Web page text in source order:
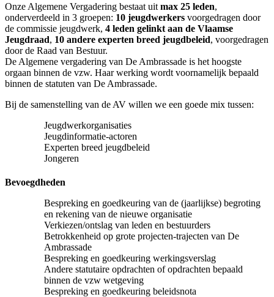
Onze Algemene Vergadering bestaat uit max 25 leden,
onderverdeeld in 3 groepen: 10 jeugdwerkers voorgedragen door
de commissie jeugdwerk, 4 leden gelinkt aan de Vlaamse
Jeugdraad, 10 andere experten breed jeugdbeleid, voorgedragen
door de Raad van Bestuur.
De Algemene vergadering van De Ambrassade is het hoogste
orgaan binnen de vzw. Haar werking wordt voornamelijk bepaald
binnen de statuten van De Ambrassade.
Bij de samenstelling van de AV willen we een goede mix tussen:
Jeugdwerkorganisaties
Jeugdinformatie-actoren
Experten breed jeugdbeleid
Jongeren
Bevoegdheden
Bespreking en goedkeuring van de (jaarlijkse) begroting
en rekening van de nieuwe organisatie
Verkiezen/ontslag van leden en bestuurders
Betrokkenheid op grote projecten-trajecten van De
Ambrassade
Bespreking en goedkeuring werkingsverslag
Andere statutaire opdrachten of opdrachten bepaald
binnen de vzw wetgeving
Bespreking en goedkeuring beleidsnota